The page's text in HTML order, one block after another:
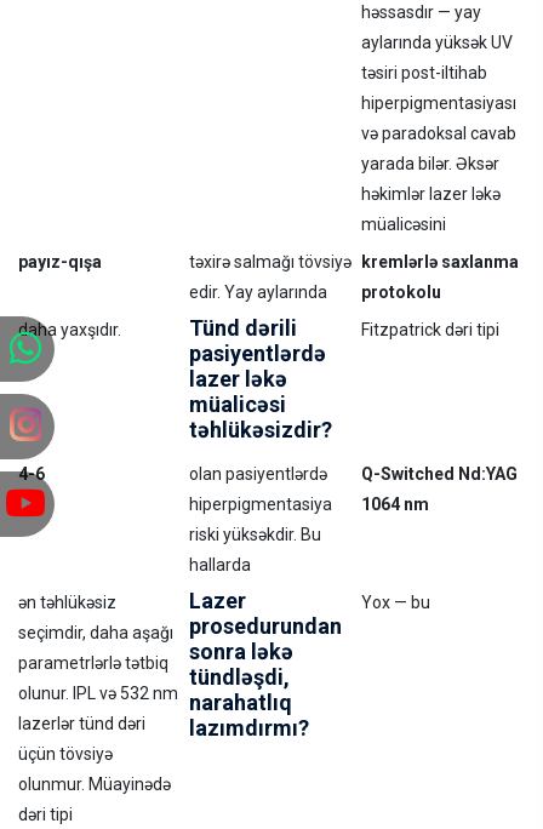
həssasdır — yay
aylarında yüksək UV
təsiri post-iltihab
hiperpigmentasiyası
və paradoksal cavab
yarada bilər. Əksər
həkimlər lazer ləkə
müalicəsini
payız-qışa
təxirə salmağı tövsiyə
edir. Yay aylarında
kremlərlə saxlanma
protokolu
daha yaxşıdır.
Tünd dərili
pasiyentlərdə
lazer ləkə
müalicəsi
təhlükəsizdir?
Fitzpatrick dəri tipi
4-6
olan pasiyentlərdə
hiperpigmentasiya
riski yüksəkdir. Bu
hallarda
Q-Switched Nd:YAG
1064 nm
ən təhlükəsiz
seçimdir, daha aşağı
parametrlərlə tətbiq
olunur. IPL və 532 nm
lazerlər tünd dəri
üçün tövsiyə
olunmur. Müayinədə
dəri tipi
Lazer
prosedurundan
sonra ləkə
tündləşdi,
narahatlıq
lazımdırmı?
Yox — bu